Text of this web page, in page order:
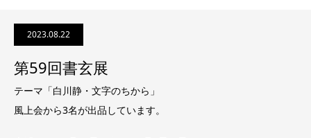
2023.08.22
第59回書玄展
テーマ「白川静・文字のちから」
風上会から3名が出品しています。